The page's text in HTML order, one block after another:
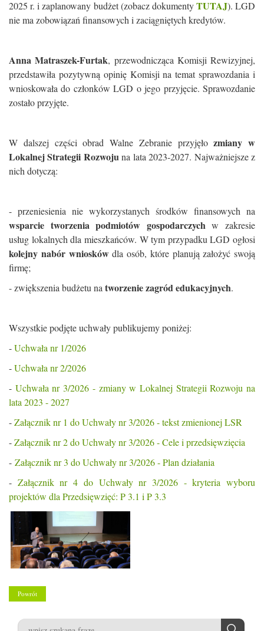
2025 r. i zaplanowany budżet (zobacz dokumentyTUTAJ). LGD
nie ma zobowiązań finansowych i zaciągniętych kredytów.
Anna Matraszek-Furtak, przewodnicząca Komisji Rewizyjnej,
przedstawiła pozytywną opinię Komisji na temat sprawozdania i
wnioskowała do członków LGD o jego przyjęcie. Sprawozdanie
zostało przyjęte.
W dalszej części obrad Walne Zebranie przyjęłozmiany w
Lokalnej Strategii Rozwojuna lata 2023-2027. Najważniejsze z
nich dotyczą:
- przeniesienia nie wykorzystanych środków finansowych na
wsparcie tworzenia podmiotów gospodarczych w zakresie
usług lokalnych dla mieszkańców. W tym przypadku LGD ogłosi
kolejny nabór wnioskówdla osób, które planują założyć swoją
firmę;
- zwiększenia budżetu na tworzenie zagród edukacyjnych.
Wszystkie podjęte uchwały publikujemy poniżej:
-Uchwała nr 1/2026
-Uchwała nr 2/2026
- Uchwała nr 3/2026 - zmiany w Lokalnej Strategii Rozwoju na
lata 2023 - 2027
-Załącznik nr 1 do Uchwały nr 3/2026 - tekst zmienionej LSR
-Załącznik nr 2 do Uchwały nr 3/2026 - Cele i przedsięwzięcia
- Załącznik nr 3 do Uchwały nr 3/2026 - Plan działania
- Załącznik nr 4 do Uchwały nr 3/2026 - kryteria wyboru
projektów dla Przedsięwzięć: P 3.1 i P 3.3
Powrót